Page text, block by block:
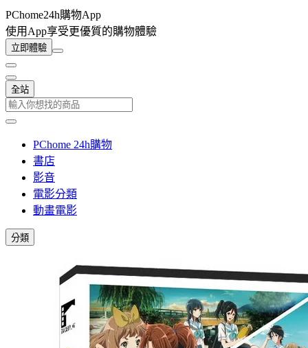
PChome24h購物App
使用App享受更優質的購物體驗
立即體驗
全站
PChome 24h購物
書店
影音
電影分類
動畫電影
分類